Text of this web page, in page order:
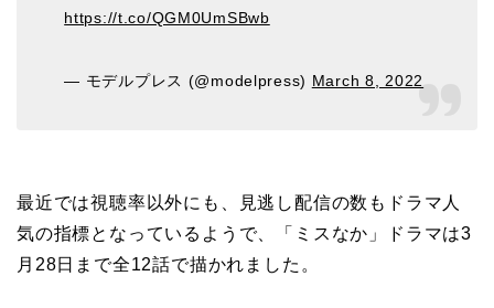
https://t.co/QGM0UmSBwb
— モデルプレス (@modelpress) March 8, 2022
最近では視聴率以外にも、見逃し配信の数もドラマ人
気の指標となっているようで、「ミスなか」ドラマは3
月28日まで全12話で描かれました。